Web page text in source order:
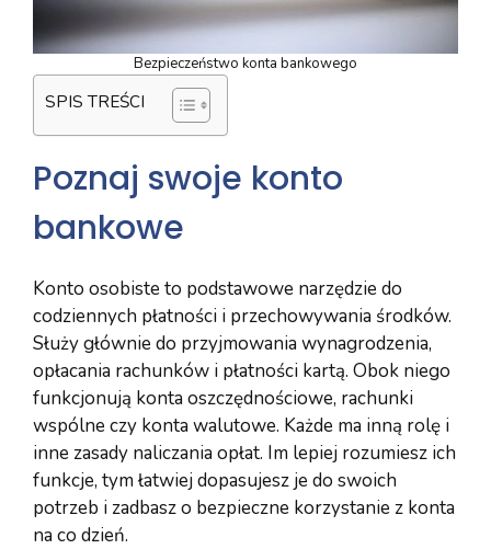
Bezpieczeństwo konta bankowego
SPIS TREŚCI
Poznaj swoje konto
bankowe
Konto osobiste to podstawowe narzędzie do
codziennych płatności i przechowywania środków.
Służy głównie do przyjmowania wynagrodzenia,
opłacania rachunków i płatności kartą. Obok niego
funkcjonują konta oszczędnościowe, rachunki
wspólne czy konta walutowe. Każde ma inną rolę i
inne zasady naliczania opłat. Im lepiej rozumiesz ich
funkcje, tym łatwiej dopasujesz je do swoich
potrzeb i zadbasz o bezpieczne korzystanie z konta
na co dzień.